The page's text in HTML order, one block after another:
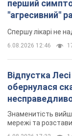
6.08.2026 17:32
"Динамо" з
кваліфікації
10 часов назад